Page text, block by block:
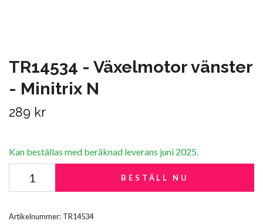
TR14534 - Växelmotor vänster
- Minitrix N
289 kr
Kan beställas med beräknad leverans juni 2025.
BESTÄLL NU
Artikelnummer: TR14534